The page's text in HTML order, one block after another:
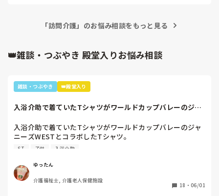
「訪問介護」のお悩み相談をもっと見る
👑雑談・つぶやき 殿堂入りお悩み相談
雑談・つぶやき 👑殿堂入り
入浴介助で着ていたTシャツがワールドカップバレーのジャ
入浴介助で着ていたTシャツがワールドカップバレーのジャ
ニーズWESTとコラボしたTシャツ。
暑いししんどいから、せめて好きなTシャツを着て介助しよ
別のフロアの利用者さん達で私はリフト浴の介助をしている
と「可愛いTシャツね☺️」と言われ「そうでしょ？去年のバ
レーボールの世界大会で好きなアイドル達が応援してて、グ
ST 子供 入浴介助
ゆったん
介護福祉士, 介護老人保健施設
18 ・ 06/01